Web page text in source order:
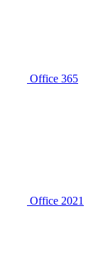
Office 365
Office 2021